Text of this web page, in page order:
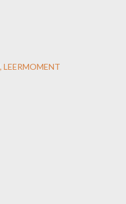
LEERMOMENT